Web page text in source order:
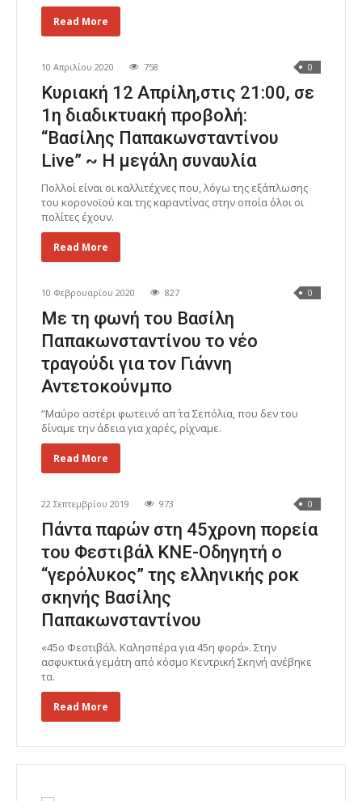
Read More
10 Απριλίου 2020 758 0
Κυριακή 12 Απρίλη,στις 21:00, σε
1η διαδικτυακή προβολή:
“Βασίλης Παπακωνσταντίνου
Live” ~ Η μεγάλη συναυλία
Πολλοί είναι οι καλλιτέχνες που, λόγω της εξάπλωσης
του κορονοϊού και της καραντίνας στην οποία όλοι οι
πολίτες έχουν.
Read More
10 Φεβρουαρίου 2020 827 0
Με τη φωνή του Βασίλη
Παπακωνσταντίνου το νέο
τραγούδι για τον Γιάννη
Αντετοκούνμπο
“Μαύρο αστέρι φωτεινό απ΄ τα Σεπόλια, που δεν του
δίναμε την άδεια για χαρές, ρίχναμε.
Read More
22 Σεπτεμβρίου 2019 973 0
Πάντα παρών στη 45χρονη πορεία
του Φεστιβάλ ΚΝΕ-Οδηγητή ο
“γερόλυκος” της ελληνικής ροκ
σκηνής Βασίλης
Παπακωνσταντίνου
«45ο Φεστιβάλ. Καλησπέρα για 45η φορά». Στην
ασφυκτικά γεμάτη από κόσμο Κεντρική Σκηνή ανέβηκε
τα.
Read More